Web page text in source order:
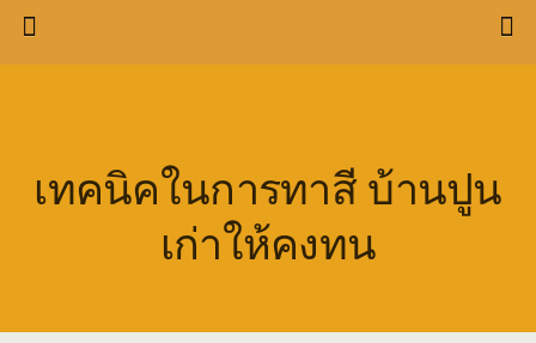
เทคนิคในการทาสี บ้านปูน
เก่าให้คงทน